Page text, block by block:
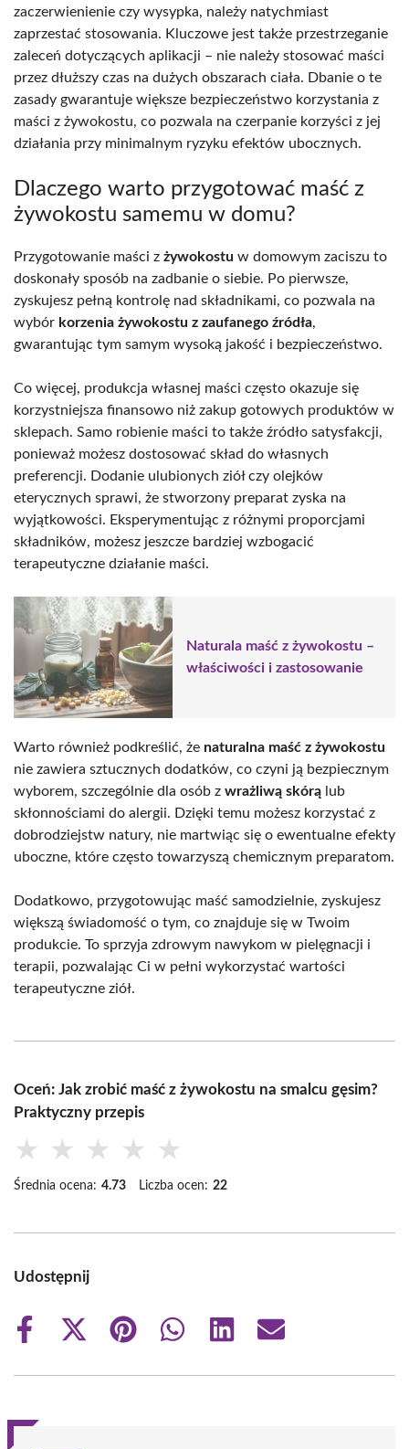
zaczerwienienie czy wysypka, należy natychmiast
zaprzestać stosowania. Kluczowe jest także przestrzeganie
zaleceń dotyczących aplikacji – nie należy stosować maści
przez dłuższy czas na dużych obszarach ciała. Dbanie o te
zasady gwarantuje większe bezpieczeństwo korzystania z
maści z żywokostu, co pozwala na czerpanie korzyści z jej
działania przy minimalnym ryzyku efektów ubocznych.
Dlaczego warto przygotować maść z
żywokostu samemu w domu?
Przygotowanie maści z żywokostu w domowym zaciszu to
doskonały sposób na zadbanie o siebie. Po pierwsze,
zyskujesz pełną kontrolę nad składnikami, co pozwala na
wybór korzenia żywokostu z zaufanego źródła,
gwarantując tym samym wysoką jakość i bezpieczeństwo.
Co więcej, produkcja własnej maści często okazuje się
korzystniejsza finansowo niż zakup gotowych produktów w
sklepach. Samo robienie maści to także źródło satysfakcji,
ponieważ możesz dostosować skład do własnych
preferencji. Dodanie ulubionych ziół czy olejków
eterycznych sprawi, że stworzony preparat zyska na
wyjątkowości. Eksperymentując z różnymi proporcjami
składników, możesz jeszcze bardziej wzbogacić
terapeutyczne działanie maści.
Naturala maść z żywokostu –
właściwości i zastosowanie
Warto również podkreślić, że naturalna maść z żywokostu
nie zawiera sztucznych dodatków, co czyni ją bezpiecznym
wyborem, szczególnie dla osób z wrażliwą skórą lub
skłonnościami do alergii. Dzięki temu możesz korzystać z
dobrodziejstw natury, nie martwiąc się o ewentualne efekty
uboczne, które często towarzyszą chemicznym preparatom.
Dodatkowo, przygotowując maść samodzielnie, zyskujesz
większą świadomość o tym, co znajduje się w Twoim
produkcie. To sprzyja zdrowym nawykom w pielęgnacji i
terapii, pozwalając Ci w pełni wykorzystać wartości
terapeutyczne ziół.
Oceń: Jak zrobić maść z żywokostu na smalcu gęsim?
Praktyczny przepis
★ ★ ★ ★ ★
Średnia ocena: 4.73 Liczba ocen: 22
Udostępnij
Share
Share
(Twitter)
Share
Share
Share
Share